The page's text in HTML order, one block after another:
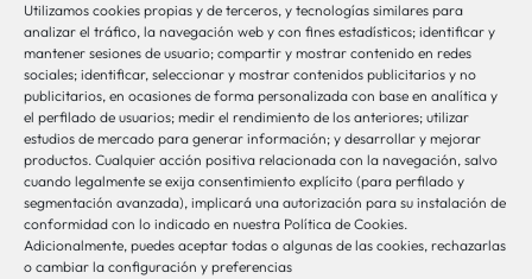
Utilizamos cookies propias y de terceros, y tecnologías similares para
analizar el tráfico, la navegación web y con fines estadísticos; identificar y
mantener sesiones de usuario; compartir y mostrar contenido en redes
sociales; identificar, seleccionar y mostrar contenidos publicitarios y no
publicitarios, en ocasiones de forma personalizada con base en analítica y
el perfilado de usuarios; medir el rendimiento de los anteriores; utilizar
estudios de mercado para generar información; y desarrollar y mejorar
productos. Cualquier acción positiva relacionada con la navegación, salvo
cuando legalmente se exija consentimiento explícito (para perfilado y
segmentación avanzada), implicará una autorización para su instalación de
conformidad con lo indicado en nuestra Política de Cookies.
Adicionalmente, puedes aceptar todas o algunas de las cookies, rechazarlas
o cambiar la configuración y preferencias
bio-sistemak@bio-sistemak.eus
944 00 77 90
Otros Enlaces
Osakidetza